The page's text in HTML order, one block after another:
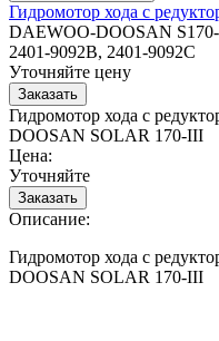
Гидромотор хода с
DAEWOO-DOOSAN
2401-9092B, 2401-9092C
Уточняйте цену
Гидромотор хода с
DOOSAN SOLAR 170-III
Цена:
Уточняйте
Описание:
Гидромотор хода с
DOOSAN SOLAR 170-III